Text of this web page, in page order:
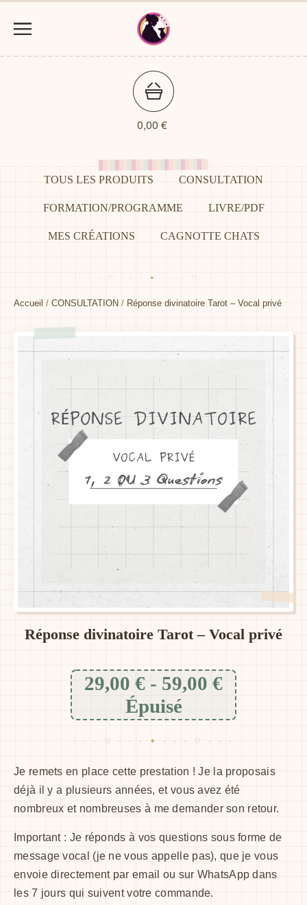
0,00 €
TOUS LES PRODUITS CONSULTATION
FORMATION/PROGRAMME LIVRE/PDF
MES CRÉATIONS CAGNOTTE CHATS
Accueil / CONSULTATION / Réponse divinatoire Tarot – Vocal privé
Réponse divinatoire Tarot – Vocal privé
29,00 € - 59,00 €
Épuisé
Je remets en place cette prestation ! Je la proposais
déjà il y a plusieurs années, et vous avez été
nombreux et nombreuses à me demander son retour.
Important : Je réponds à vos questions sous forme de
message vocal (je ne vous appelle pas), que je vous
envoie directement par email ou sur WhatsApp dans
les 7 jours qui suivent votre commande.